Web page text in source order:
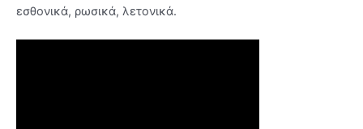
εσθονικά, ρωσικά, λετονικά.